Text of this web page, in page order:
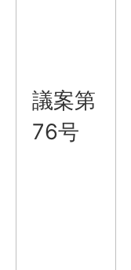
議案第
76号